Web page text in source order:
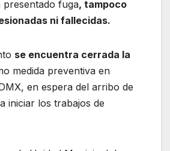
fuga, tampoco
ni fallecidas.
se encuentra cerrada la
medida preventiva en
en espera del arribo de
iniciar los trabajos de